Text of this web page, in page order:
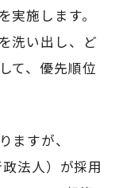
施します。
洗い出し、ど
て、優先順位
ますが、
法人）が採用